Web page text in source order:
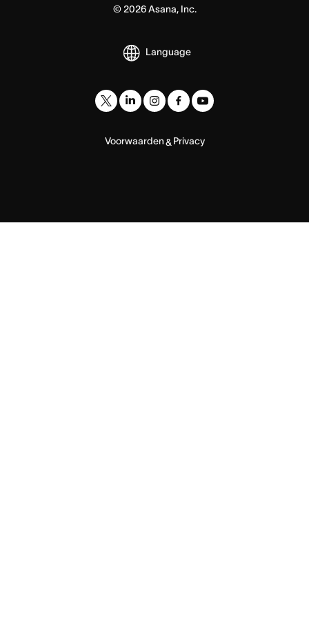
© 2026Asana, Inc.
Language
Voorwaarden& Privacy